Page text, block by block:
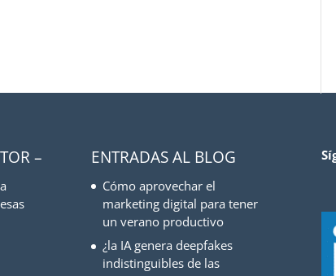
– ENTRADAS AL BLOG
Cómo aprovechar el
marketing digital para tener
un verano productivo
¿la IA genera deepfakes
indistinguibles de las